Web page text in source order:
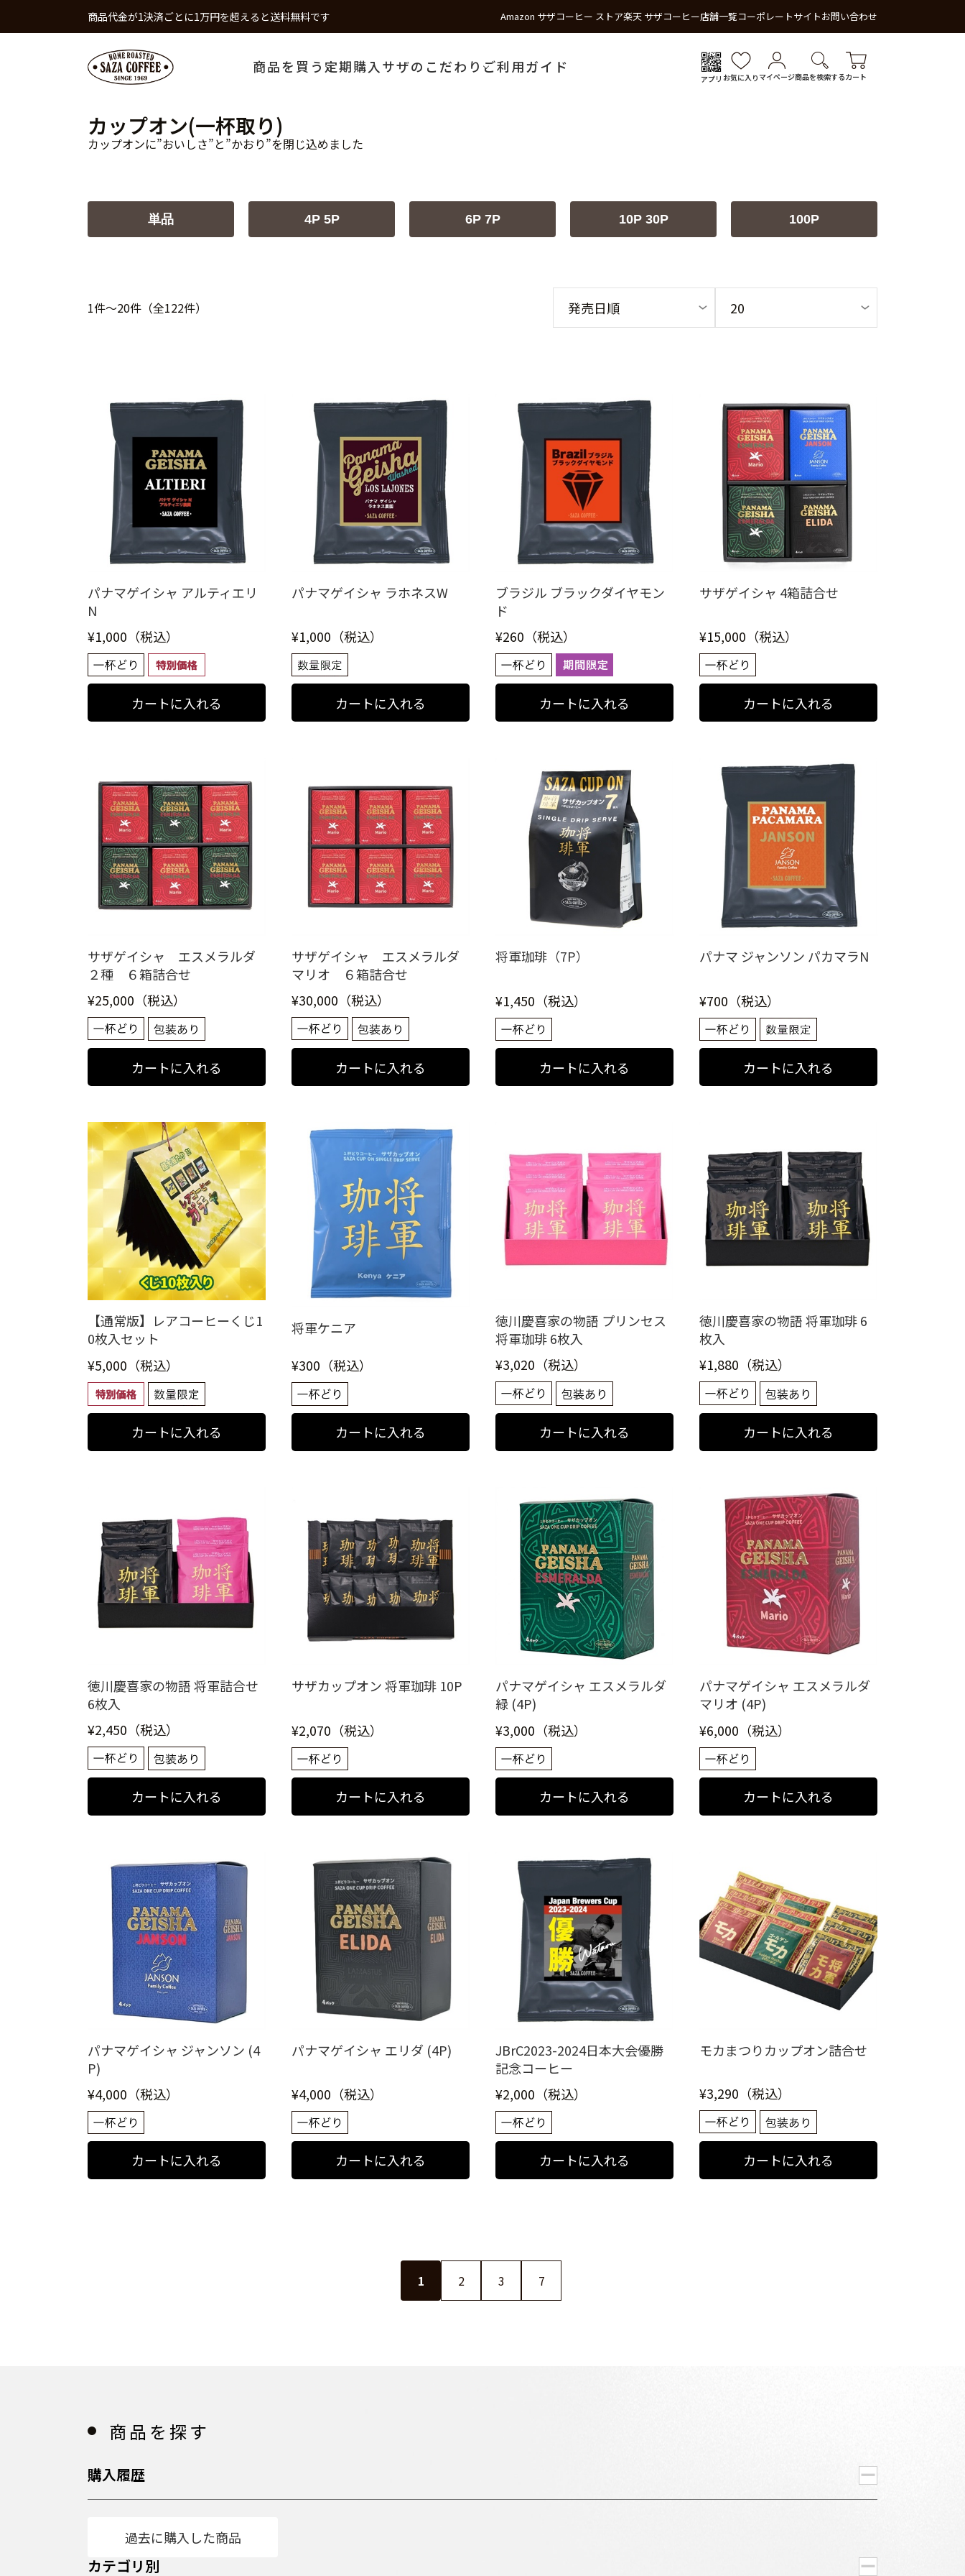
商品代金が1決済ごとに1万円を超えると送料無料です Amazon サザコーヒー ストア楽天 サザコーヒー店舗一覧コーポレートサイトお問い合わせ
商品を買う 定期購入 サザのこだわり ご利用ガイド
アプリ お気に入り マイページ商品を検索するカート
カップオン(一杯取り)
カップオンに”おいしさ”と”かおり”を閉じ込めました
単品 4P 5P 6P 7P 10P 30P 100P
1件～20件（全122件）
パナマゲイシャ アルティエリ
N
¥1,000（税込）
パナマゲイシャ ラホネスW
¥1,000（税込）
ブラジル ブラックダイヤモン
ド
¥260（税込）
サザゲイシャ 4箱詰合せ
¥15,000（税込）
サザゲイシャ エスメラルダ
２種 ６箱詰合せ
¥25,000（税込）
サザゲイシャ エスメラルダ
マリオ ６箱詰合せ
¥30,000（税込）
将軍珈琲（7P）
¥1,450（税込）
パナマ ジャンソン パカマラN
¥700（税込）
【通常版】レアコーヒーくじ1
0枚入セット
¥5,000（税込）
将軍ケニア
¥300（税込）
徳川慶喜家の物語 プリンセス
将軍珈琲 6枚入
¥3,020（税込）
徳川慶喜家の物語 将軍珈琲 6
枚入
¥1,880（税込）
徳川慶喜家の物語 将軍詰合せ
6枚入
¥2,450（税込）
サザカップオン 将軍珈琲 10P
¥2,070（税込）
パナマゲイシャ エスメラルダ
緑 (4P)
¥3,000（税込）
パナマゲイシャ エスメラルダ
マリオ (4P)
¥6,000（税込）
パナマゲイシャ ジャンソン (4
P)
¥4,000（税込）
パナマゲイシャ エリダ (4P)
¥4,000（税込）
JBrC2023-2024日本大会優勝
記念コーヒー
¥2,000（税込）
モカまつりカップオン詰合せ
¥3,290（税込）
1 2 3 7
商品を探す
購入履歴
過去に購入した商品
カテゴリ別